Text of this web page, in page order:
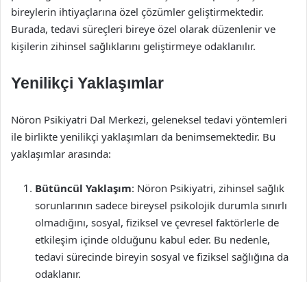
bireylerin ihtiyaçlarına özel çözümler geliştirmektedir.
Burada, tedavi süreçleri bireye özel olarak düzenlenir ve
kişilerin zihinsel sağlıklarını geliştirmeye odaklanılır.
Yenilikçi Yaklaşımlar
Nöron Psikiyatri Dal Merkezi, geleneksel tedavi yöntemleri
ile birlikte yenilikçi yaklaşımları da benimsemektedir. Bu
yaklaşımlar arasında:
Bütüncül Yaklaşım: Nöron Psikiyatri, zihinsel sağlık
sorunlarının sadece bireysel psikolojik durumla sınırlı
olmadığını, sosyal, fiziksel ve çevresel faktörlerle de
etkileşim içinde olduğunu kabul eder. Bu nedenle,
tedavi sürecinde bireyin sosyal ve fiziksel sağlığına da
odaklanır.